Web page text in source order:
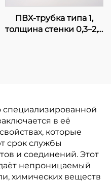
ПВХ-трубка типа 1,
толщина стенки 0,3–2,0
в её
которые
срок службы
и соединений. Этот
непроницаемый
химических веществ